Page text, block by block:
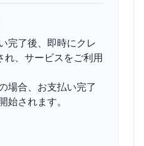
完了後、即時にクレ
れ、サービスをご利用
場合、お支払い完了
始されます。